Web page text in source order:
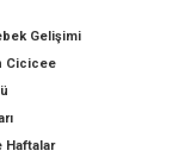
Gelişimi
Cicicee
Haftalar